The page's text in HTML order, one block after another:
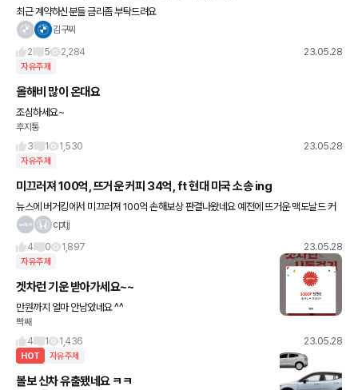
최근 계약하신분들 금리좀 부탁드려요
김구찌
2
5 2,284 23.05.28
자유주제
올해비 많이 온대요
조심하세요~
후지통
3
1 1,530 23.05.28
자유주제
미끄러져 100억, 뜨거운 커피 34억, ft 현대 미국 소송 ing
뉴스에 버거킹에서 미끄러져 100억 손해보상 판결나왔네요 예전에 뜨거운 맥도날드 커
피 손해보상도 있었죠. 소송의 나라 미쿡이네요... 일례로 작년에 식당 바닥 물때문에 넘어
cptjj
4
0 1,897 23.05.28
자유주제
겟차런 기운 받아가세요~~
만원까지 얼마 안남았네요 ^^
빡쌔
4
1 1,436 23.05.28
HOT 자유주제
볼보 신차 유출됐네요 ㅋㅋ